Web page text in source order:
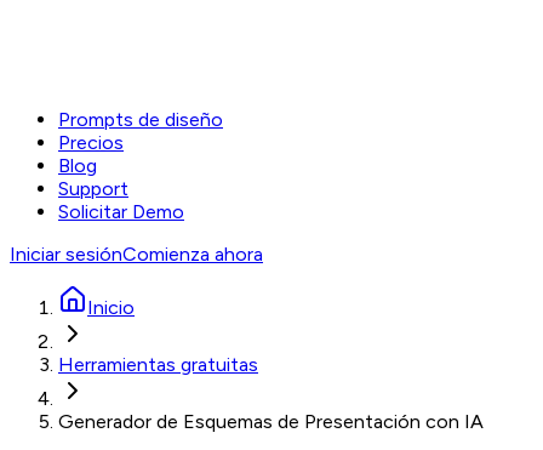
Prompts de diseño
Precios
Blog
Support
Solicitar Demo
Iniciar sesiónComienza ahora
Inicio
Herramientas gratuitas
Generador de Esquemas de Presentación con IA